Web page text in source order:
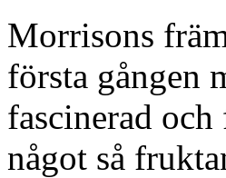
Morrisons
första gången
fascinerad
något så